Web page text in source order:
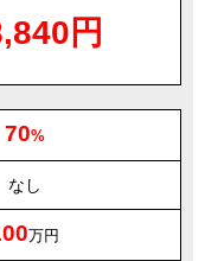
円
70%
なし
万円